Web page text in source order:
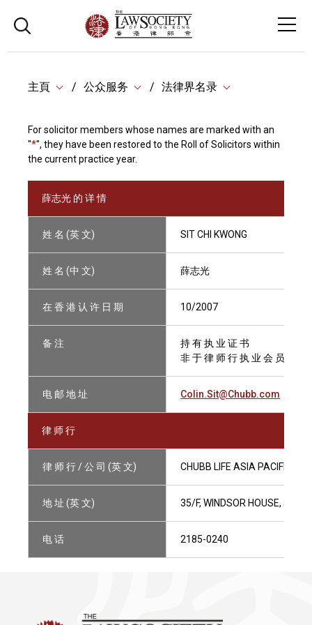
主頁 公众服务 法律界名录
For solicitor members whose names are marked with an
"*", they have been restored to the Roll of Solicitors within
the current practice year.
薛志光 的 详 情
姓 名 (英 文) SIT CHI KWONG
姓 名 (中 文) 薛志光
在 香 港 认 许 日 期 10/2007
备 注
持 有 执 业 证 书
非 于 律 师 行 执 业 会 员
电 邮 地 址 Colin.Sit@Chubb.com
律 师 行
律 师 行 / 公 司 (英 文) CHUBB LIFE ASIA PACIFIC
地 址 (英 文) 35/F, WINDSOR HOUSE, 311
电 话 2185-0240